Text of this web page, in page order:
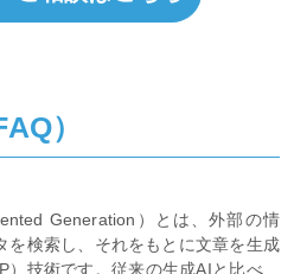
題解決を全力でサポートいたしま
ご相談はこちら
）